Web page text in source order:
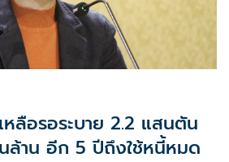
หลือรอระบาย 2.2 แสนตัน
ล้าน อีก 5 ปีถึงใช้หนี้หมด